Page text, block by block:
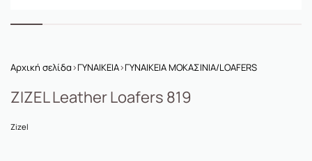
Αρχική σελίδα›ΓΥΝΑΙΚΕΙΑ›ΓΥΝΑΙΚΕΙΑ ΜΟΚΑΣΙΝΙΑ/LOAFERS
ZIZEL Leather Loafers 819
Zizel